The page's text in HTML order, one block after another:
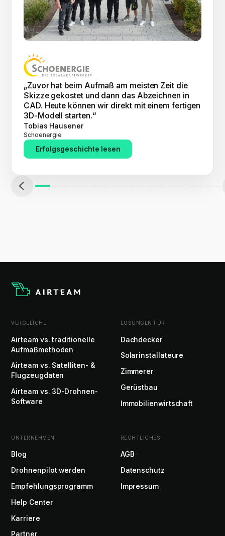
„Zuvor hat beim Aufmaß am meisten Zeit die
Skizze gekostet und dann das Abzeichnen in
CAD. Heute können wir direkt mit einem fertigen
3D-Modell starten.“
Tobias Hausener
Schoenergie
Erfolgsgeschichte lesen
VERGLEICHE
Airteam vs. traditionelle
Aufmaßmethoden
Airteam vs. Satelliten- &
Flugzeugdaten
Airteam vs. 3D-Drohnen-
Software
LÖSUNGEN FÜR
Dachdecker
Solarinstallateure
Zimmerer
Gerüstbau
Immobilienwirtschaft
UNTERNEHMEN
Blog
Drohnenpilot werden
Empfehlungsprogramm
Help Center
Karriere
Partner
RECHTLICHES
AGB
Datenschutz
Impressum